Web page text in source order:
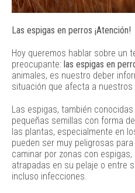
Las espigas en perros ¡Atención!
Hoy queremos hablar sobre un
preocupante: las espigas en
animales, es nuestro deber
situación que afecta a
Las espigas, también
pequeñas semillas con forma
las plantas, especialmente en
pueden ser muy peligrosas
caminar por zonas con
atrapadas en su pelaje o entre
incluso infecciones.